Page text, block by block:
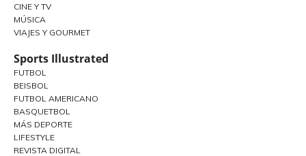
CINE Y TV
MÚSICA
VIAJES Y GOURMET
Sports Illustrated
FUTBOL
BEISBOL
FUTBOL AMERICANO
BASQUETBOL
MÁS DEPORTE
LIFESTYLE
REVISTA DIGITAL